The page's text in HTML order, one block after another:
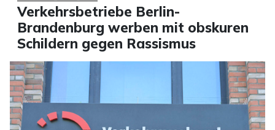
Verkehrsbetriebe Berlin-
Brandenburg werben mit obskuren
Schildern gegen Rassismus